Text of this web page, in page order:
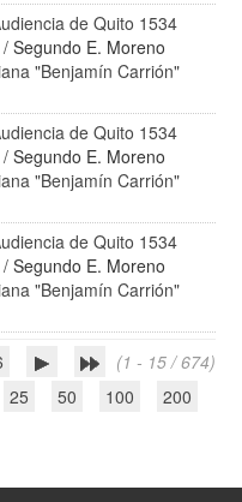
de Quito 1534
/Segundo E. Moreno
"Benjamín Carrión"
de Quito 1534
/Segundo E. Moreno
"Benjamín Carrión"
de Quito 1534
/Segundo E. Moreno
"Benjamín Carrión"
(1 - 15 / 674)
25 50 100 200